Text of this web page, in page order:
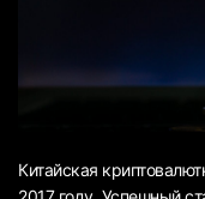
Китайская